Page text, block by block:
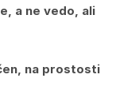
a ne vedo, ali
na prostosti